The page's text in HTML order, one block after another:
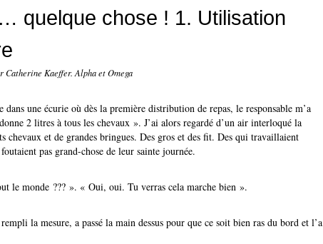
quelque chose ! 1. Utilisation
Catherine Kaeffer. Alpha et Omega
une écurie où dès la première distribution de repas, le responsable m’a
2 litres à tous les chevaux ». J’ai alors regardé d’un air interloqué la
chevaux et de grandes bringues. Des gros et des fit. Des qui travaillaient
pas grand-chose de leur sainte journée.
le monde ??? ». « Oui, oui. Tu verras cela marche bien ».
la mesure, a passé la main dessus pour que ce soit bien ras du bord et l’a